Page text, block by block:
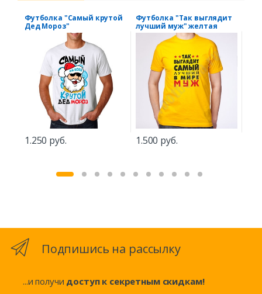
Футболка "Самый крутой
Дед Мороз"
1.250 руб.
Футболка "Так выглядит
лучший муж" желтая
1.500 руб.
Подпишись на рассылку
...и получи доступ к секретным скидкам!